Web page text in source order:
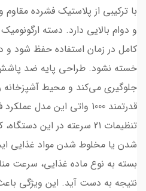
با ترکیبی از پلاستیک فشرده
و دوام بالایی دارد. دسته
کامل در زمان استفاده حفظ شود و
خسته نشود. طراحی پایه ضد
جلوگیری می‌کند و محیط آشپزخانه
قدرتمند 1000 واتی این مدل
تنظیمات 21 سرعته در این
شدن یا مخلوط شدن مواد غذایی
بسته به نوع ماده غذایی، سرعت
نتیجه به دست آید. این ویژگی